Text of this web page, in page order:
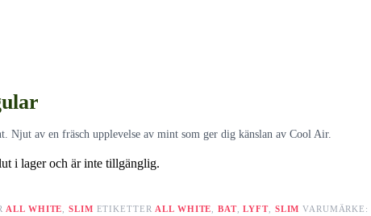
Njut av en fräsch upplevelse av mint som ger dig känslan av Cool Air.
i lager och är inte tillgänglig.
ALL WHITE ,SLIM ETIKETTER ALL WHITE ,BAT,LYFT, SLIM VARUMÄRKE: